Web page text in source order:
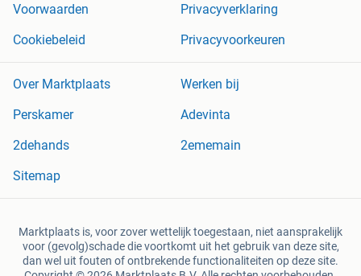
Voorwaarden
Privacyverklaring
Cookiebeleid
Privacyvoorkeuren
Over Marktplaats
Werken bij
Perskamer
Adevinta
2dehands
2ememain
Sitemap
Marktplaats is, voor zover wettelijk toegestaan, niet aansprakelijk
voor (gevolg)schade die voortkomt uit het gebruik van deze site,
dan wel uit fouten of ontbrekende functionaliteiten op deze site.